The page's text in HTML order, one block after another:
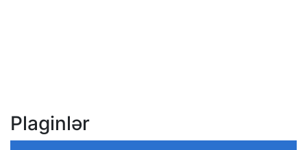
Plaginlər